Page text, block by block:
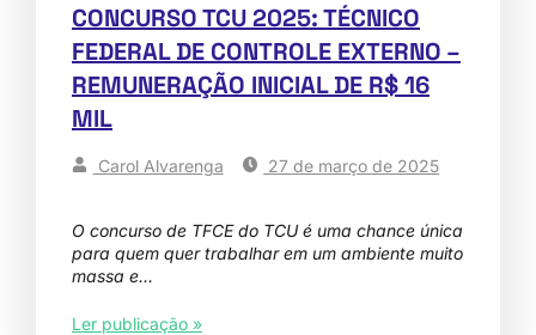
CONCURSO TCU 2025: TÉCNICO
FEDERAL DE CONTROLE EXTERNO –
REMUNERAÇÃO INICIAL DE R$ 16
MIL
Carol Alvarenga 27 de março de 2025
O concurso de TFCE do TCU é uma chance única
para quem quer trabalhar em um ambiente muito
massa e…
Ler publicação »